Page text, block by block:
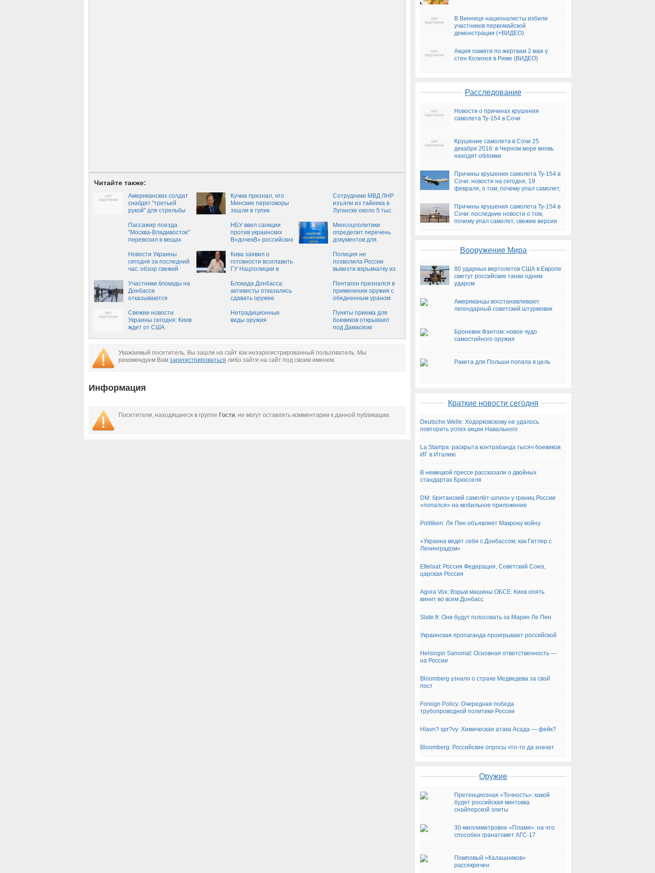
Читайте также:
Американских солдат
снабдят "третьей
рукой" для стрельбы
Кучма признал, что
Минские переговоры
зашли в тупик
Сотрудники МВД ЛНР
изъяли из тайника в
Луганске около 5 тыс.
— Новороссия
Пассажир поезда
"Москва-Владивосток"
перевозил в вещах
НБУ ввел санкции
против украинских
В«дочекВ» российских
Минсоцполитики
определит перечень
документов для
гумпомощью
Новости Украины
сегодня за последний
час: обзор свежий
Украины сегодня,
14.03.2017
Кива заявил о
готовности возглавить
ГУ Нацполиции в
вместо Аброськина:
Ему будет найдена
замена
Полиция не
позволила России
вывезти взрывчатку из
Участники блокады на
Донбассе
отказываются
распоряжение
полиции и сдавать
оружие
Блокада Донбасса:
активисты отказались
сдавать оружие
Пентагон признался в
применении оружия с
обедненным ураном
Свежие новости
Украины сегодня: Киев
ждет от США
Нетрадиционные
виды оружия
Пункты приема для
боевиков открывают
под Дамаском
Уважаемый посетитель, Вы зашли на сайт как незарегистрированный пользователь. Мы
рекомендуем Вам зарегистрироваться либо зайти на сайт под своим именем.
Информация
Посетители, находящиеся в группе Гости, не могут оставлять комментарии к данной публикации.
В Виннице националисты избили
участников первомайской
демонстрации (+ВИДЕО)
Акция памяти по жертвам 2 мая у
стен Колизея в Риме (ВИДЕО)
Расследование
Новости о причинах крушения
самолета Ту-154 в Сочи
Крушение самолета в Сочи 25
декабря 2016: в Черном море вновь
находят обломки
Причины крушения самолета Ту-154 в
Сочи: новости на сегодня, 19
февраля, о том, почему упал самолет,
Причины крушения самолета Ту-154 в
Сочи: последние новости о том,
почему упал самолет, свежие версии
Вооружение Мира
80 ударных вертолетов США в Европе
сметут российские танки одним
ударом
Американцы восстанавливают
легендарный советский штурмовик
Броневик Фантом: новое чудо
самостийного оружия
Ракета для Польши попала в цель
Краткие новости сегодня
Deutsche Welle: Ходорковскому не удалось
повторить успех акции Навального
La Stampa: раскрыта контрабанда тысяч боевиков
ИГ в Италию
В немецкой прессе рассказали о двойных
стандартах Брюсселя
DM: британский самолёт-шпион у границ России
«попался» на мобильное приложение
Politiken: Ле Пен объявляет Макрону войну
«Украина ведет себя с Донбассом, как Гитлер с
Ленинградом»
Ettelaat: Россия Федерация, Советский Союз,
царская Россия
Agora Vox: Взрыв машины ОБСЕ: Киев опять
винит во всем Донбасс
Slate.fr: Они будут голосовать за Марин Ле Пен
Украинская пропаганда проигрывает российской
Helsingin Sanomat: Основная ответственность —
на России
Bloomberg узнало о страхе Медведева за свой
пост
Foreign Policy: Очередная победа
трубопроводной политики России
Hlavn? spr?vy: Химическая атака Асада — фейк?
Bloomberg: Российские опросы что-то да значат
Оружие
Претенциозная «Точность»: какой
будет российская винтовка
снайперской элиты
30-миллиметровое «Пламя»: на что
способен гранатомет АГС-17
Помповый «Калашников»
рассекречен